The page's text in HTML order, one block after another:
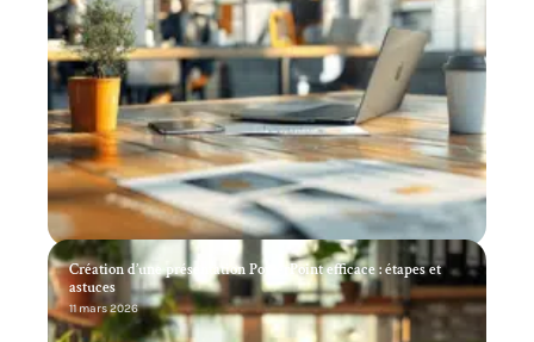
Création d’une présentation PowerPoint efficace : étapes et
astuces
11 mars 2026